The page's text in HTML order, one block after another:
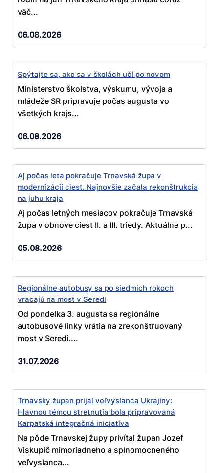
väč...
06.08.2026
Spýtajte sa, ako sa v školách učí po novom
Ministerstvo školstva, výskumu, vývoja a
mládeže SR pripravuje počas augusta vo
všetkých krajs...
06.08.2026
Aj počas leta pokračuje Trnavská župa v
modernizácii ciest. Najnovšie začala rekonštrukcia
na juhu kraja
Aj počas letných mesiacov pokračuje Trnavská
župa v obnove ciest II. a III. triedy. Aktuálne p...
05.08.2026
Regionálne autobusy sa po siedmich rokoch
vracajú na most v Seredi
Od pondelka 3. augusta sa regionálne
autobusové linky vrátia na zrekonštruovaný
most v Seredi....
31.07.2026
Trnavský župan prijal veľvyslanca Ukrajiny:
Hlavnou témou stretnutia bola pripravovaná
Karpatská integračná iniciatíva
Na pôde Trnavskej župy privítal župan Jozef
Viskupič mimoriadneho a splnomocneného
veľvyslanca...